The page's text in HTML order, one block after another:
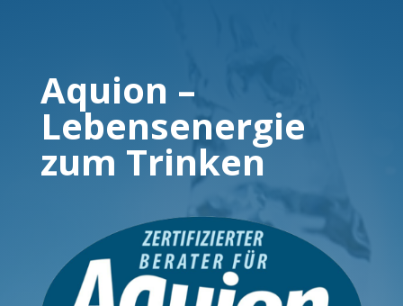
Aquion –
Lebensenergie
zum Trinken